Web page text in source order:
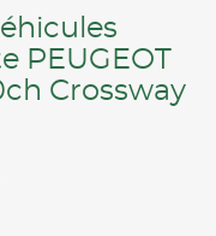
PEUGEOT
Crossway